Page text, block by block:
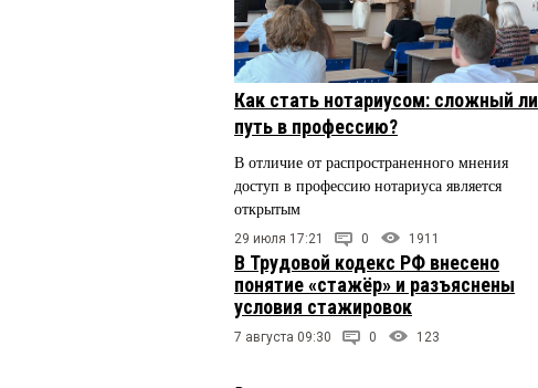
Как стать нотариусом: сложный ли
путь в профессию?
В отличие от распространенного мнения
доступ в профессию нотариуса является
открытым
29 июля 17:21 0 1911
В Трудовой кодекс РФ внесено
понятие «стажёр» и разъяснены
условия стажировок
7 августа 09:30 0 123